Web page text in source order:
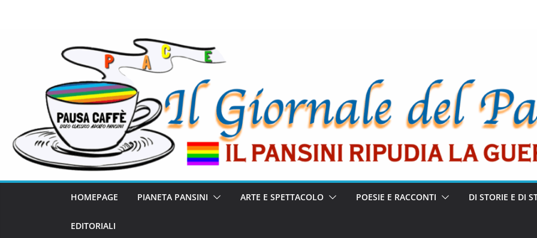
HOMEPAGE PIANETA PANSINI ARTE E SPETTACOLO POESIE E RACCONTI DI STORIE E DI
EDITORIALI